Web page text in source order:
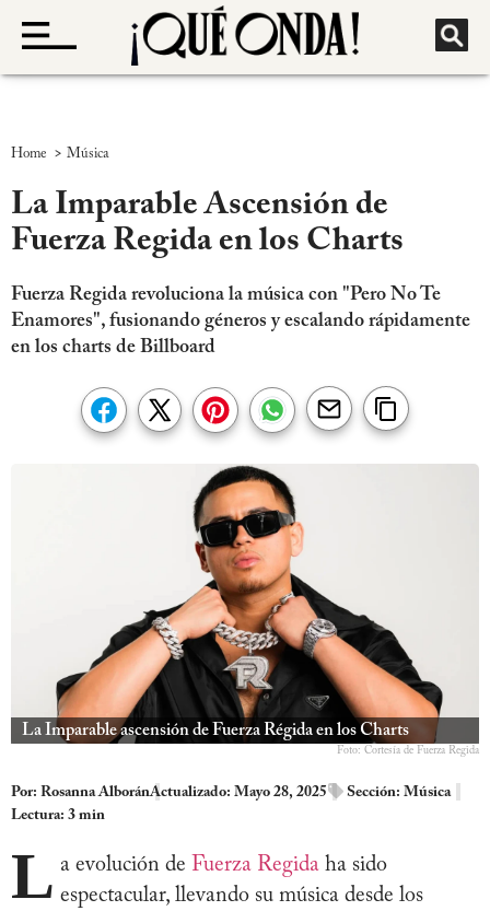
Home > Música
La Imparable Ascensión de
Fuerza Regida en los Charts
Fuerza Regida revoluciona la música con "Pero No Te
Enamores", fusionando géneros y escalando rápidamente
en los charts de Billboard
La Imparable ascensión de Fuerza Régida en los Charts
Foto: Cortesía de Fuerza Regida
Por: Rosanna AlboránActualizado: Mayo 28, 2025 Sección: Música
Lectura: 3 min
L a evolución de Fuerza Regida ha sido
espectacular, llevando su música desde los